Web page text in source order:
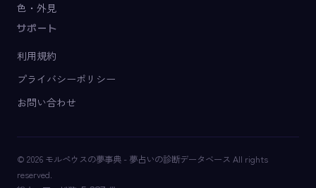
色・外見
サポート
利用規約
プライバシーポリシー
お問い合わせ
© 2026 モルペウスの夢事典 - 夢占いの診断データベース All rights
reserved.